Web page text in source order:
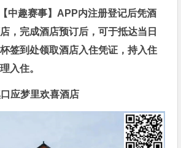
中趣赛事】APP内注册登记后凭酒
，完成酒店预订后，可于抵达当日
签到处领取酒店入住凭证，持入住
入住。
应梦里欢喜酒店